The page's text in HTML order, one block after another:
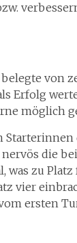
von
Erfolg
möglich
die
was zu
vier
ersten